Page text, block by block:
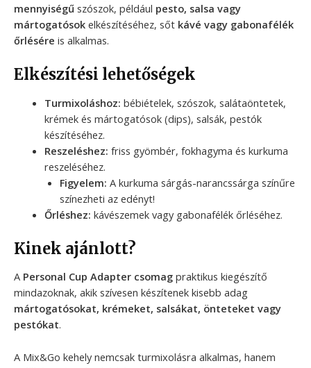
mennyiségű szószok, például pesto, salsa vagy
mártogatósok elkészítéséhez, sőt kávé vagy gabonafélék
őrlésére is alkalmas.
Elkészítési lehetőségek
Turmixoláshoz: bébiételek, szószok, salátaöntetek,
krémek és mártogatósok (dips), salsák, pestók
készítéséhez.
Reszeléshez: friss gyömbér, fokhagyma és kurkuma
reszeléséhez.
Figyelem: A kurkuma sárgás-narancssárga színűre
színezheti az edényt!
Őrléshez: kávészemek vagy gabonafélék őrléséhez.
Kinek ajánlott?
A Personal Cup Adapter csomag praktikus kiegészítő
mindazoknak, akik szívesen készítenek kisebb adag
mártogatósokat, krémeket, salsákat, önteteket vagy
pestókat.
A Mix&Go kehely nemcsak turmixolásra alkalmas, hanem